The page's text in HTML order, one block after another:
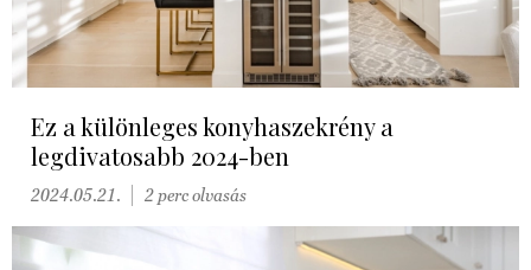
Ez a különleges konyhaszekrény a
legdivatosabb 2024-ben
2024.05.21. 2 perc olvasás